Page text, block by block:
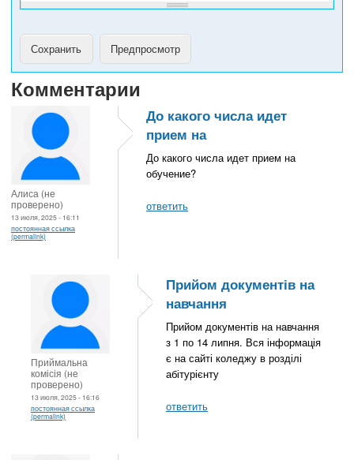
Комментарии
Алиса (не
проверено)
13 июля, 2025 - 16:11
постоянная ссылка
(permalink)
До какого числа идет
прием на
До какого числа идет прием на
обучение?
ответить
Приймальна
комісія (не
проверено)
13 июля, 2025 - 16:16
постоянная ссылка
(permalink)
Прийом документів на
навчання
Прийом документів на навчання
з 1 по 14 липня. Вся інформація
є на сайті коледжу в розділі
абітурієнту
ответить